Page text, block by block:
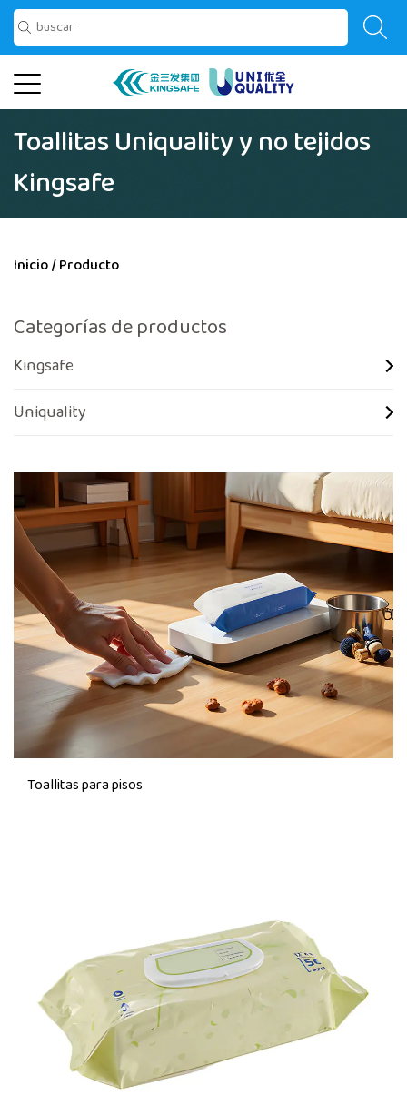
Toallitas Uniquality y no tejidos
Kingsafe
Inicio/Producto
Toallitas para pisos
Categorías de productos
Kingsafe
Uniquality